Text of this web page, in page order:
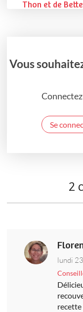
Thon et de
Vous
Se
2
lundi
recette